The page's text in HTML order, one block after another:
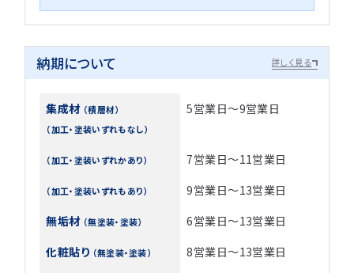
納期について 詳しく見る
集成材 （積層材）
（加工・塗装いずれもなし）
5営業日～9営業日
（加工・塗装いずれかあり） 7営業日～11営業日
（加工・塗装いずれもあり）
9営業日～13営業日
無垢材 （無塗装・塗装）
6営業日～13営業日
化粧貼り （無塗装・塗装）
8営業日～13営業日